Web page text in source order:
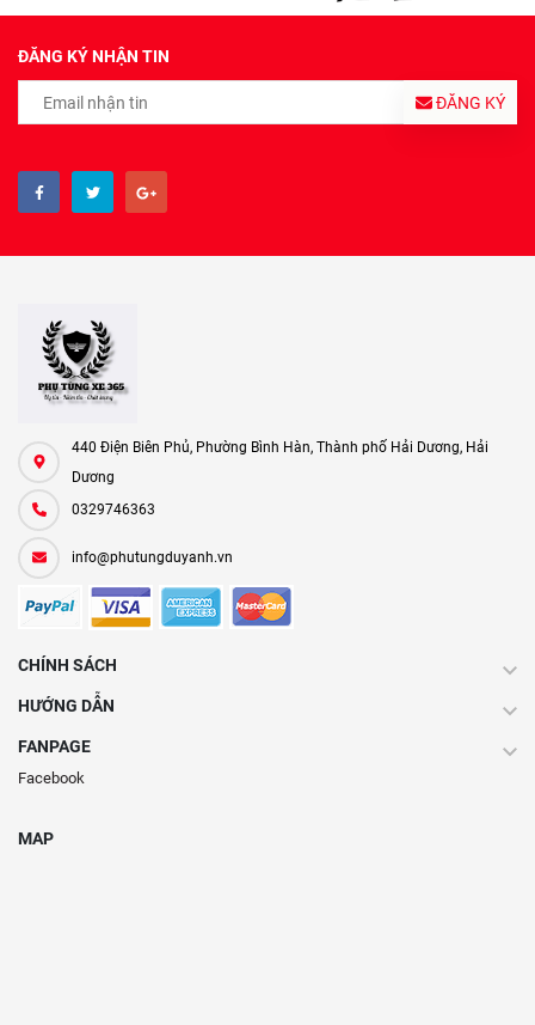
ĐĂNG KÝ NHẬN TIN
ĐĂNG KÝ
440 Điện Biên Phủ, Phường Bình Hàn, Thành phố Hải Dương, Hải
Dương
0329746363
info@phutungduyanh.vn
CHÍNH SÁCH
HƯỚNG DẪN
FANPAGE
Facebook
MAP